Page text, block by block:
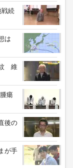
戦続
は
紋 維
瘍
後の
が手